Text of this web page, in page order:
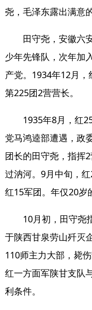
尧，毛泽东露出满意
田守尧，安徽六
少年先锋队，次年加
产党。1934年12月
第225团2营营长。
1935年8月，红
党马鸿逵部遭遇，政
团长的田守尧，指挥
过汭河。9月中旬，
红15军团。年仅20岁
10月初，田守尧
于陕西甘泉劳山歼灭
110师主力大部，毙
红一方面军陕甘支队
利条件。